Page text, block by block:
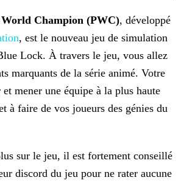
Champion (PWC), développé
, est le nouveau jeu de simulation
Lock. À travers le jeu, vous allez
marquants de la série animé. Votre
mener une équipe à la plus haute
à faire de vos joueurs des génies du
sur le jeu, il est fortement conseillé
discord du jeu pour ne rater aucune